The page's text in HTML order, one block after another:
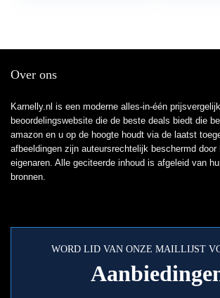
Over ons
Karnelly.nl is een moderne alles-in-één
beoordelingswebsite die de beste deals biedt die
amazon en u op de hoogte houdt via de laatst
afbeeldingen zijn auteursrechtelijk beschermd
eigenaren. Alle geciteerde inhoud is afgeleid van
bronnen.
WORD LID VAN ONZE MAILLIJST